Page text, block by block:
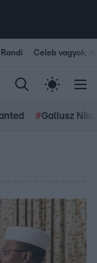
Randi Celeb vagyok,
#Gallusz